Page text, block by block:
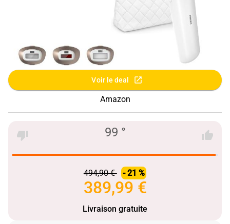
Voir le deal
Amazon
99 °
494,90 € - 21 %
389,99 €
Livraison gratuite